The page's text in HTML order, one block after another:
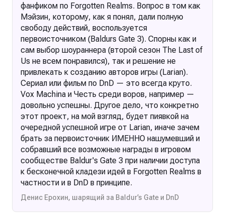
фанфиком по Forgotten Realms. Вопрос в том как
Мэйзин, которому, как я понял, дали полную
свободу действий, воспользуется
первоисточником (Baldurs Gate 3). Спорны как и
сам выбор шоураннера (второй сезон The Last of
Us не всем понравился), так и решение не
привлекать к созданию авторов игры (Larian).
Сериал или фильм по DnD — это всегда круто.
Vox Machina и Честь среди воров, например —
довольно успешны. Другое дело, что конкретно
этот проект, на мой взгляд, будет пиявкой на
очередной успешной игре от Larian, иначе зачем
брать за первоисточник ИМЕННО нашумевший и
собравший все возможные награды в игровом
сообществе Baldur's Gate 3 при наличии доступа
к бесконечной кладези идей в Forgotten Realms в
частности и в DnD в принципе.
Денис Ерохин, шарящий за Baldur’s Gate и DnD